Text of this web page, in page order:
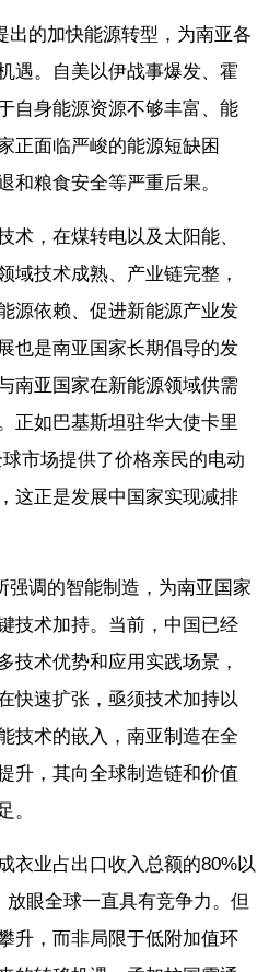
出的加快能源转型，为南亚各
遇。自美以伊战事爆发、霍
自身能源资源不够丰富、能
正面临严峻的能源短缺困
和粮食安全等严重后果。
术，在煤转电以及太阳能、
域技术成熟、产业链完整，
源依赖、促进新能源产业发
也是南亚国家长期倡导的发
南亚国家在新能源领域供需
正如巴基斯坦驻华大使卡里
市场提供了价格亲民的电动
这正是发展中国家实现减排
强调的智能制造，为南亚国家
技术加持。当前，中国已经
技术优势和应用实践场景，
快速扩张，亟须技术加持以
技术的嵌入，南亚制造在全
升，其向全球制造链和价值
。
衣业占出口收入总额的80%以
放眼全球一直具有竞争力。但
升，而非局限于低附加值环